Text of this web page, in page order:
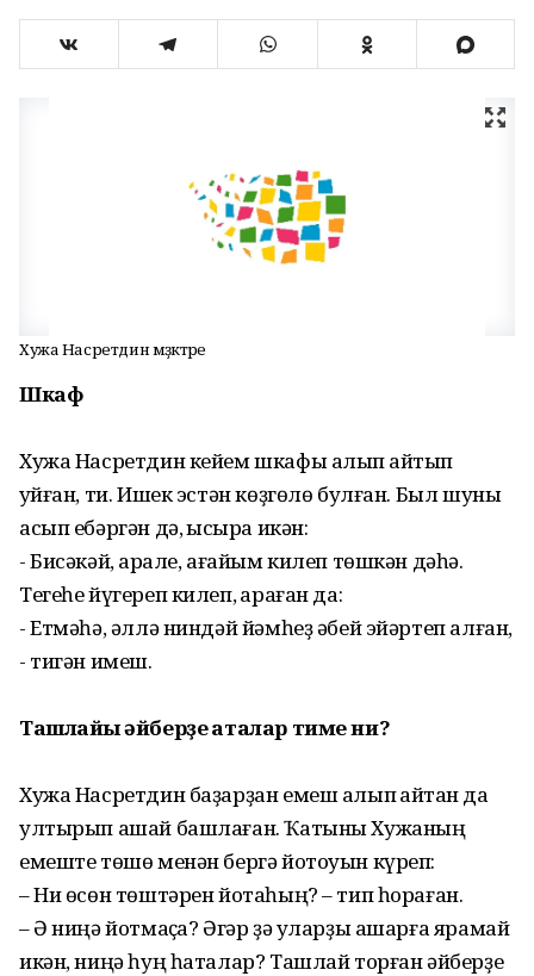
Хужа Насретдин мәҙәктәре
Шкаф
Хужа Насретдин кейем шкафы алып ҡайтып
ҡуйған, ти. Ишек эстән көҙгөлө булған. Был шуны
асып ебәргән дә, ҡысҡыра икән:
- Бисәкәй, ҡарале, ағайым килеп төшкән дәһә.
Тегеһе йүгереп килеп, ҡараған да:
- Етмәһә, әллә ниндәй йәмһеҙ әбей эйәртеп алған,
- тигән имеш.
Ташлайһы әйберҙе һаталар тиме ни?
Хужа Насретдин баҙарҙан емеш алып ҡайтҡан да
ултырып ашай башлаған. Ҡатыны Хужаның
емеште төшө менән бергә йотоуын күреп:
– Ни өсөн төштәрен йотаһың? – тип һораған.
– Ә ниңә йотмаҫҡа? Әгәр ҙә уларҙы ашарға ярамай
икән, ниңә һуң һаталар? Ташлай торған әйберҙе